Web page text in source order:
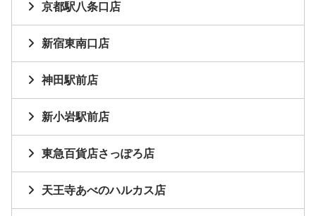
京都駅八条口店
新宿東南口店
神田駅前店
新小岩駅前店
東急百貨店さっぽろ店
天王寺あべのハルカス店